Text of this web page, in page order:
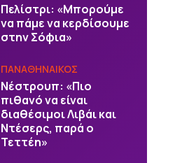
Πελίστρι: «Μπορούμε
να πάμε να κερδίσουμε
στην Σόφια»
ΠΑΝΑΘΗΝΑΙΚΟΣ
Νέστρουπ: «Πιο
πιθανό να είναι
διαθέσιμοι Λιβάι και
Ντέσερς, παρά ο
Τεττέη»